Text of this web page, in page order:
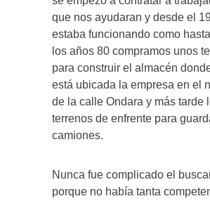
que nos ayudaran y desde el
estaba funcionando como
los años 80 compramos unos
para construir el almacén
está ubicada la empresa en el
de la calle Ondara y más tarde
terrenos de enfrente para
camiones.
Nunca fue complicado el
porque no había tanta